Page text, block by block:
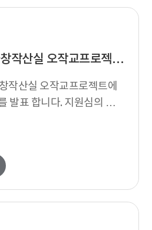
2019년 공연예술창작산실 오작교프로젝트 지원심의 결과 발표
작산실 오작교프로젝트에
발표 합니다. 지원심의 경
사업으로서 2018년...